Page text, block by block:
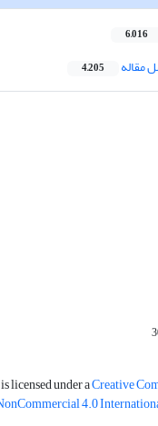
6,016
مقاله 4,205
licensed under aCreative
4.0